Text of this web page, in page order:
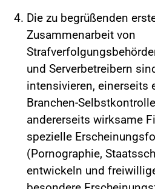
Die zu begrüßenden
Zusammenarbeit von
und Serverbetreibern
intensivieren, einerseits
Branchen-
andererseits wirksame
spezielle
(Pornographie,
entwickeln und